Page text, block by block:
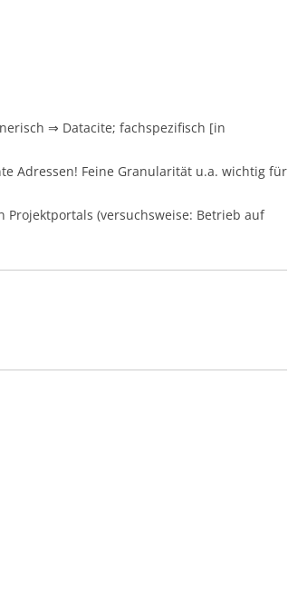
⇒ Datacite; fachspezifisch [in
Adressen! Feine Granularität u.a. wichtig für
(versuchsweise: Betrieb auf